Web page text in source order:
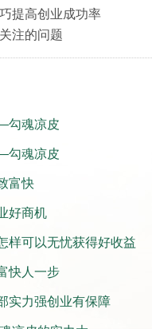
提高创业成功率
注的问题
勾魂凉皮
勾魂凉皮
富快
好商机
样可以无忧获得好收益
快人一步
实力强创业有保障